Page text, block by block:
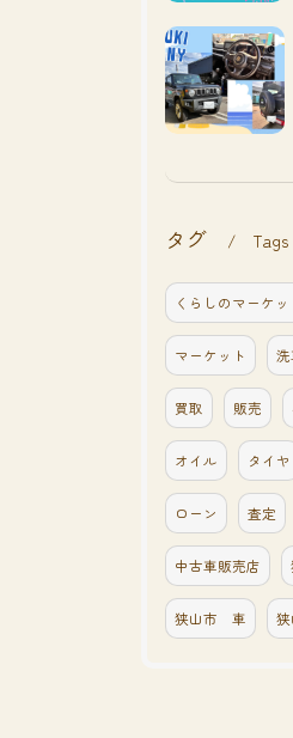
タグ Tags
くらしのマーケッ
マーケット 洗
買取 販売
オイル タイヤ
ローン 査定
中古車販売店
狭山市 車